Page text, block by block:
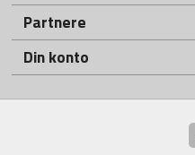
Partnere
Din konto